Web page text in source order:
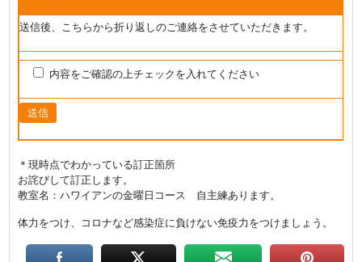
送信後、こちらから折り返しのご連絡をさせていただきます。
内容をご確認の上チェックを入れてください
＊現時点でわかっている訂正箇所
お詫びして訂正します。
教室名：ハワイアンの金曜日コース 自主練あります。
体力をつけ、コロナなど感染症に負けない免疫力をつけましょう。